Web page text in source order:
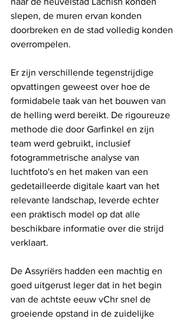
slepen, de muren ervan konden
doorbreken en de stad volledig konden
overrompelen.
Er zijn verschillende tegenstrijdige
opvattingen geweest over hoe de
formidabele taak van het bouwen van
de helling werd bereikt. De rigoureuze
methode die door Garfinkel en zijn
team werd gebruikt, inclusief
fotogrammetrische analyse van
luchtfoto's en het maken van een
gedetailleerde digitale kaart van het
relevante landschap, leverde echter
een praktisch model op dat alle
beschikbare informatie over die strijd
verklaart.
De Assyriërs hadden een machtig en
goed uitgerust leger dat in het begin
van de achtste eeuw vChr snel de
groeiende opstand in de zuidelijke